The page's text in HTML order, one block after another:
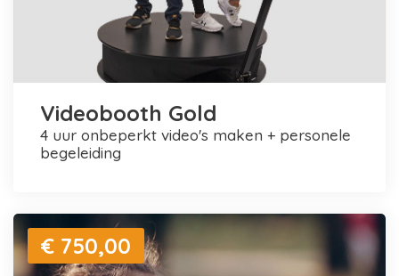
Videobooth Gold
4 uur onbeperkt video's maken + personele
begeleiding
€ 750,00